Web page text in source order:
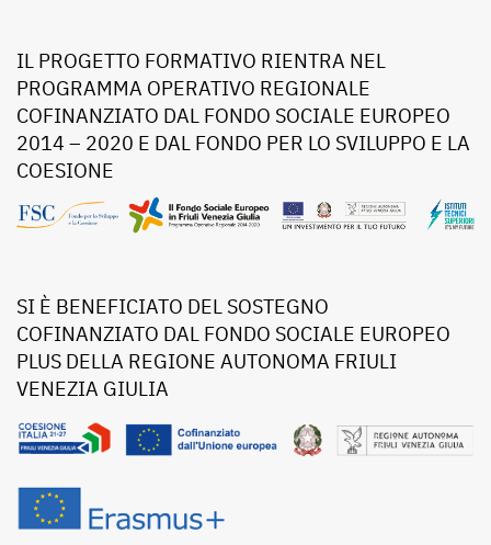
IL PROGETTO FORMATIVO RIENTRA NEL
PROGRAMMA OPERATIVO REGIONALE
COFINANZIATO DAL FONDO SOCIALE EUROPEO
2014 – 2020 E DAL FONDO PER LO SVILUPPO E LA
COESIONE
SI È BENEFICIATO DEL SOSTEGNO
COFINANZIATO DAL FONDO SOCIALE EUROPEO
PLUS DELLA REGIONE AUTONOMA FRIULI
VENEZIA GIULIA